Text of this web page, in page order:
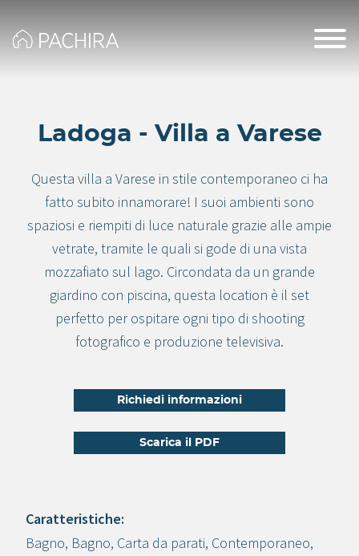
Ladoga - Villa a Varese
Questa villa a Varese in stile contemporaneo ci ha
fatto subito innamorare! I suoi ambienti sono
spaziosi e riempiti di luce naturale grazie alle ampie
vetrate, tramite le quali si gode di una vista
mozzafiato sul lago. Circondata da un grande
giardino con piscina, questa location è il set
perfetto per ospitare ogni tipo di shooting
fotografico e produzione televisiva.
Richiedi informazioni
Scarica il PDF
Crea progetto
Caratteristiche:
Bagno, Bagno, Carta da parati, Contemporaneo,